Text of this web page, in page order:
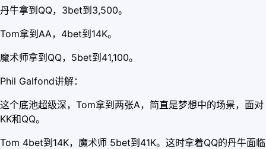
丹牛拿到QQ，3bet到3,500。
Tom拿到AA，4bet到14K。
魔术师拿到QQ，5bet到41,100。
Phil Galfond讲解：
这个底池超级深，Tom拿到两张A，简直是梦想中的场景，面对
KK和QQ。
Tom 4bet到14K，魔术师 5bet到41K。这时拿着QQ的丹牛面临